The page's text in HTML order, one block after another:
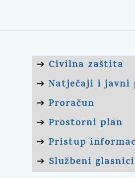
➔ Civilna zaštita
➔ Natječaji i javni
➔ Proračun
➔ Prostorni plan
➔ Pristup
➔ Službeni glasnici